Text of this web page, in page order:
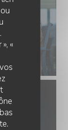
«
VIEW